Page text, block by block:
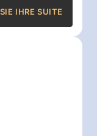
IHRE SUITE